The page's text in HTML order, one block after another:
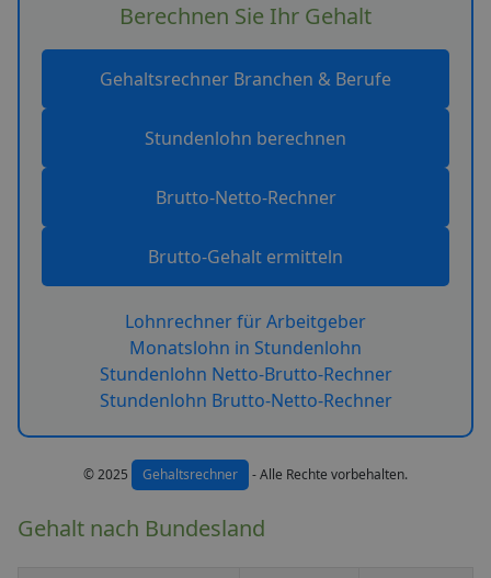
Berechnen Sie Ihr Gehalt
Gehaltsrechner Branchen & Berufe
Stundenlohn berechnen
Brutto-Netto-Rechner
Brutto-Gehalt ermitteln
Lohnrechner für Arbeitgeber
Monatslohn in Stundenlohn
Stundenlohn Netto-Brutto-Rechner
Stundenlohn Brutto-Netto-Rechner
© 2025 Gehaltsrechner - Alle Rechte vorbehalten.
Gehalt nach Bundesland